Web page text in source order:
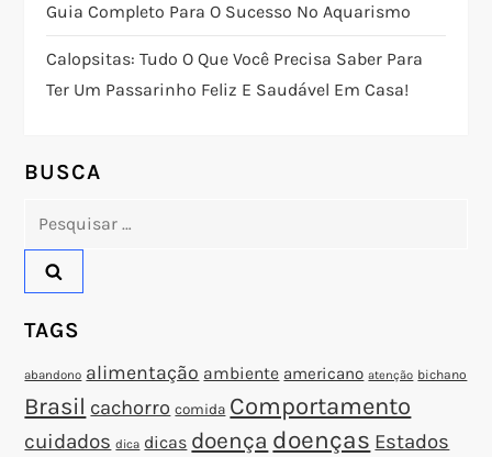
d
e
o
s
t
Guia Completo Para O Sucesso No Aquarismo
Calopsitas: Tudo O Que Você Precisa Saber Para
Ter Um Passarinho Feliz E Saudável Em Casa!
BUSCA
Pesquisar
TAGS
abandono alimentação ambiente americano atenção bichano
Brasil cachorro comida Comportamento
cuidados dica dicas doença doenças Estados